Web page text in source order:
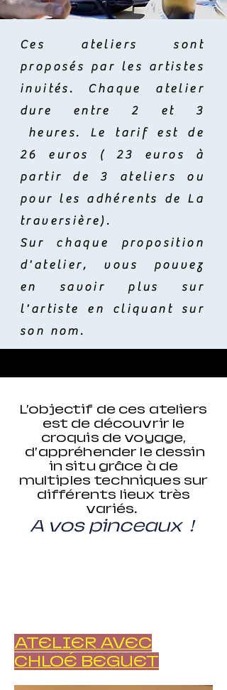
Ces ateliers sont
proposés par les artistes
invités. Chaque atelier
dure entre 2 et 3
heures. Le tarif est de
26 euros ( 23 euros à
partir de 3 ateliers ou
pour les adhérents de La
traversière).
Sur chaque
proposition
d'atelier, vous pouvez
en savoir plus sur
l'artiste en cliquant sur
son nom.
L’objectif de ces ateliers
est de découvrir le
croquis de voyage,
d’appréhender le dessin
in situ grâce à de
multiples techniques sur
différents lieux très
variés.
A vos pinceaux !
ATELIER AVEC
CHLOÉ BEGUET